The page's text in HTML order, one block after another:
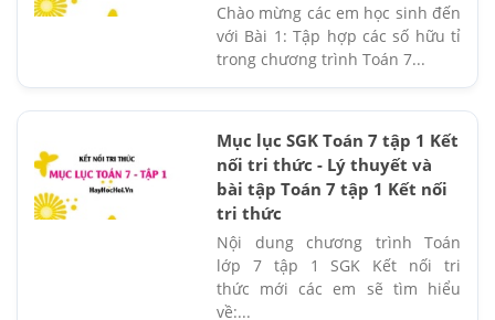
Chào mừng các em học sinh đến
với Bài 1: Tập hợp các số hữu tỉ
trong chương trình Toán 7...
Mục lục SGK Toán 7 tập 1 Kết
nối tri thức - Lý thuyết và
bài tập Toán 7 tập 1 Kết nối
tri thức
Nội dung chương trình Toán
lớp 7 tập 1 SGK Kết nối tri
thức mới các em sẽ tìm hiểu
về:...